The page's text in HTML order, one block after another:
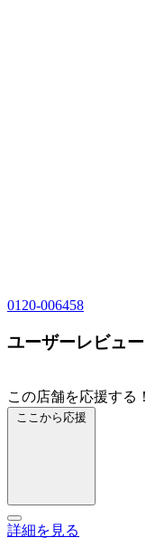
0120-006458
ユーザーレビュー
この店舗を応援する！
ここから応援
詳細を見る